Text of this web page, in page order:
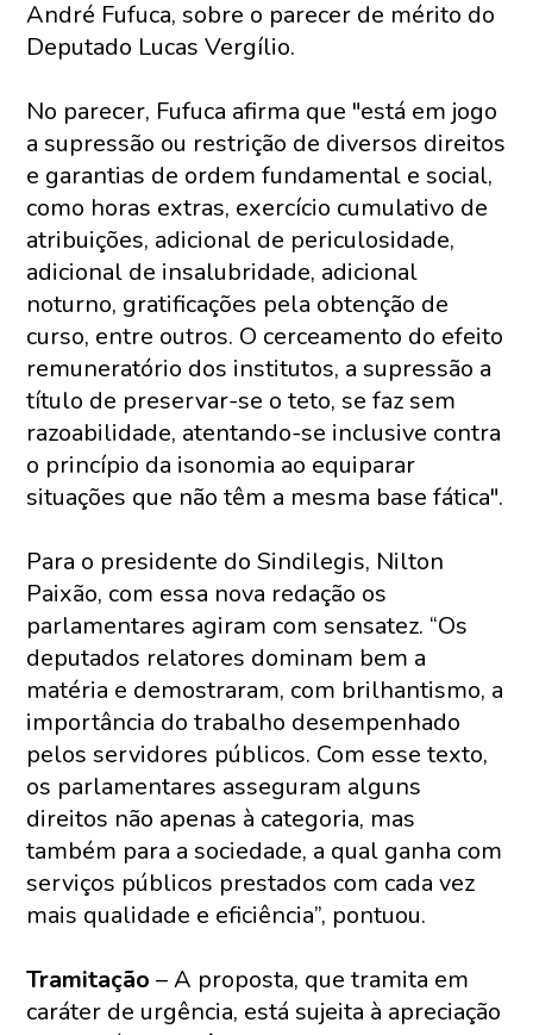
André Fufuca, sobre o parecer de mérito do
Deputado Lucas Vergílio.
No parecer, Fufuca afirma que "está em jogo
a supressão ou restrição de diversos direitos
e garantias de ordem fundamental e social,
como horas extras, exercício cumulativo de
atribuições, adicional de periculosidade,
adicional de insalubridade, adicional
noturno, gratificações pela obtenção de
curso, entre outros. O cerceamento do efeito
remuneratório dos institutos, a supressão a
título de preservar-se o teto, se faz sem
razoabilidade, atentando-se inclusive contra
o princípio da isonomia ao equiparar
situações que não têm a mesma base fática".
Para o presidente do Sindilegis, Nilton
Paixão, com essa nova redação os
parlamentares agiram com sensatez. “Os
deputados relatores dominam bem a
matéria e demostraram, com brilhantismo, a
importância do trabalho desempenhado
pelos servidores públicos. Com esse texto,
os parlamentares asseguram alguns
direitos não apenas à categoria, mas
também para a sociedade, a qual ganha com
serviços públicos prestados com cada vez
mais qualidade e eficiência”, pontuou.
Tramitação – A proposta, que tramita em
caráter de urgência, está sujeita à apreciação